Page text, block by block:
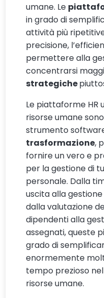
umane. Le
in grado di
attività più
precisione,
permettere alla
concentrarsi
strategiche
Le piattaforme HR
risorse umane
strumento
trasformazione,
fornire un vero e
per la gestione di
personale. Dalla
uscita alla
dalla valutazione
dipendenti alla
assegnati, queste
grado di
enormemente
tempo prezioso
risorse umane.